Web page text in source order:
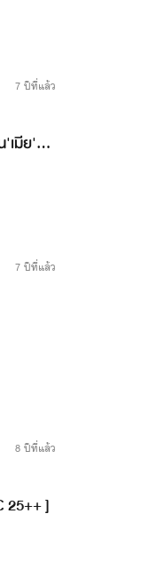
7 ปีที่แล้ว
เมีย'แท
7 ปีที่แล้ว
8 ปีที่แล้ว
25++ ]